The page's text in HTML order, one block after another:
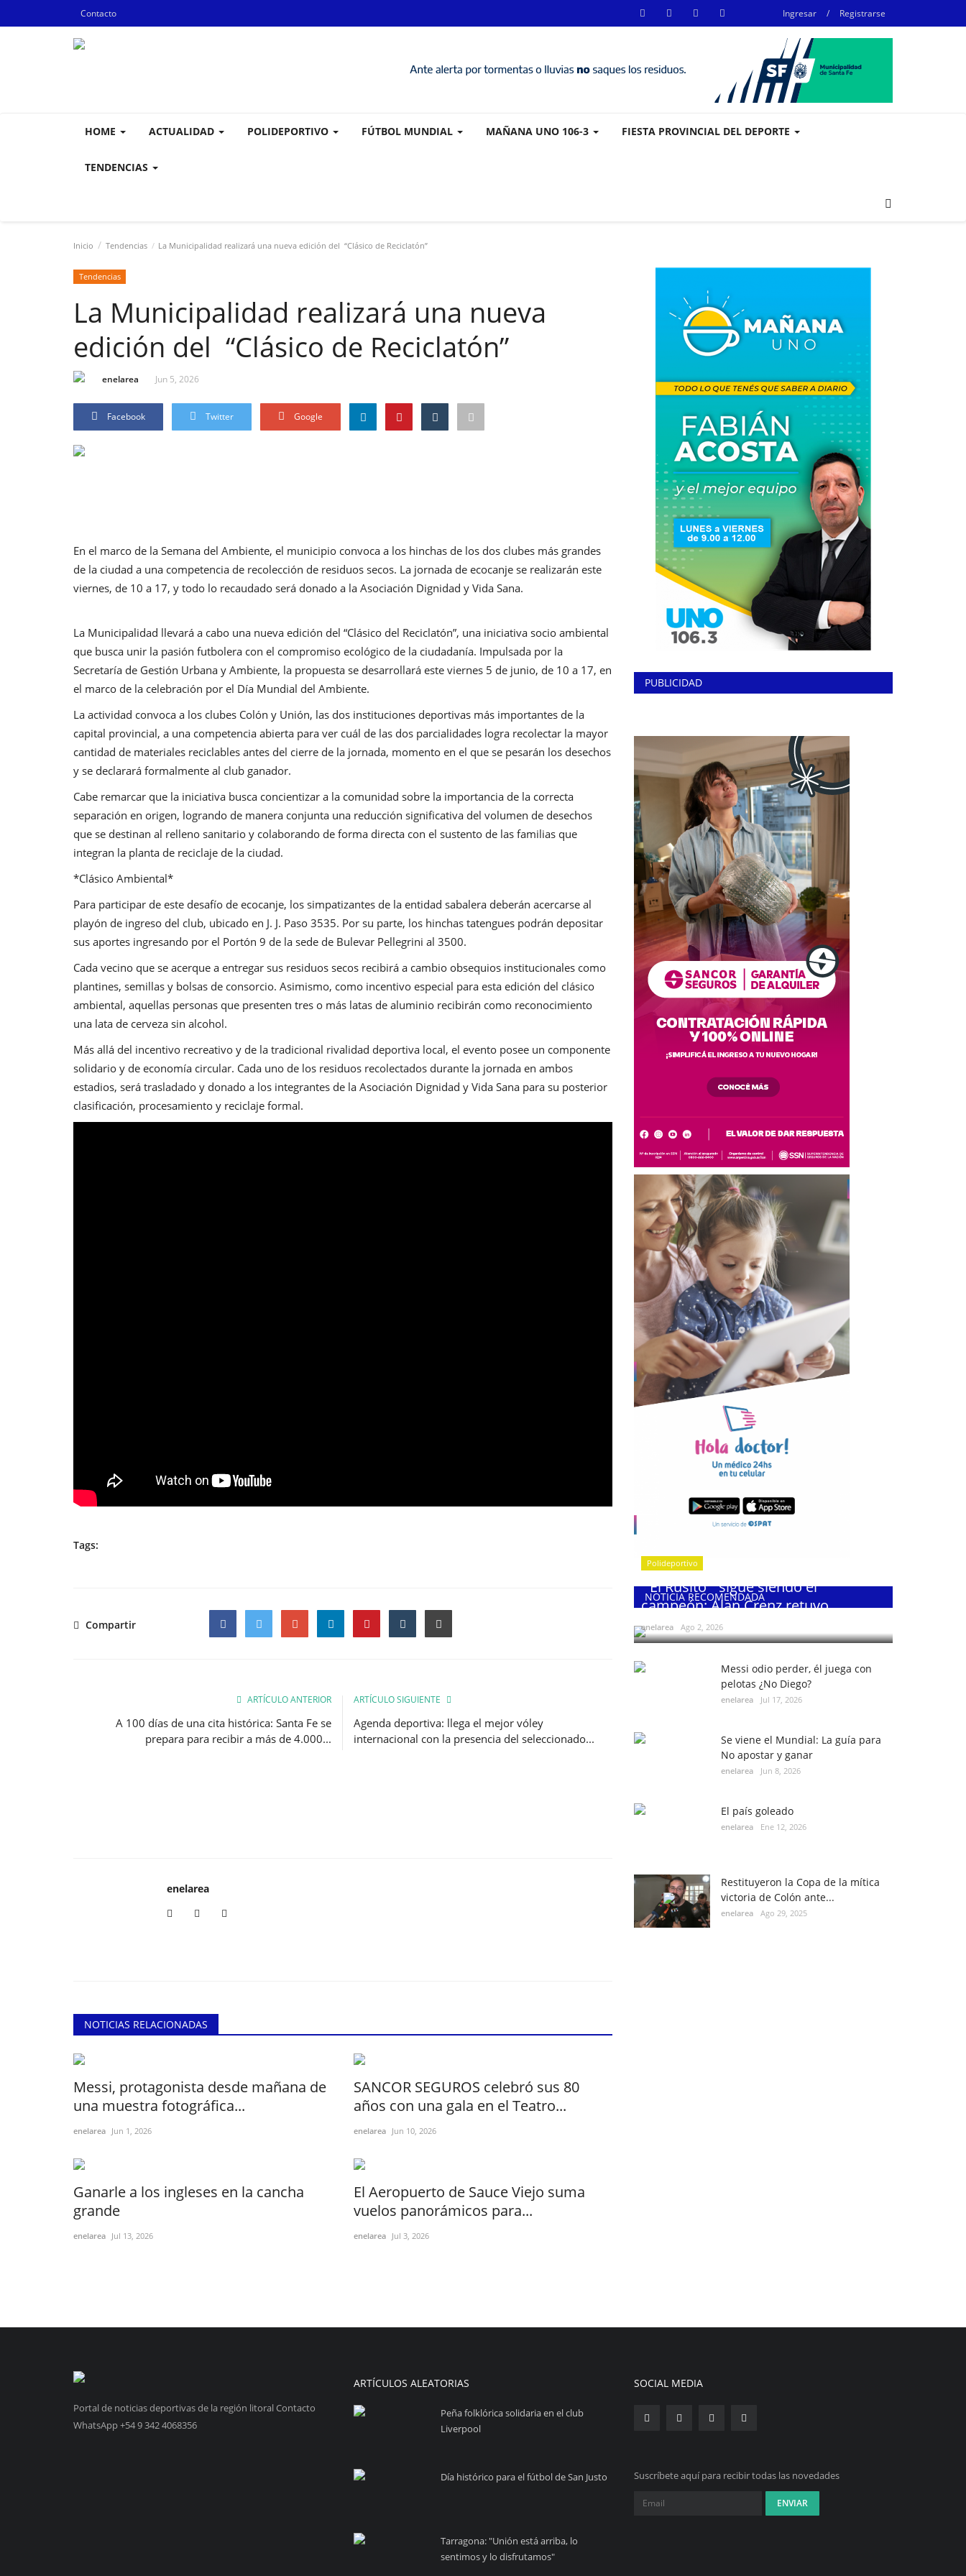
Contacto Ingresar / Registrarse
HOME ACTUALIDAD POLIDEPORTIVO FÚTBOL MUNDIAL MAÑANA UNO 106-3 FIESTA PROVINCIAL DEL DEPORTE
TENDENCIAS
Inicio Tendencias La Municipalidad realizará una nueva edición del “Clásico de Reciclatón”
Tendencias
La Municipalidad realizará una nueva
edición del “Clásico de Reciclatón”
enelarea Jun 5, 2026
Facebook Twitter Google
En el marco de la Semana del Ambiente, el municipio convoca a los hinchas de los dos clubes más grandes
de la ciudad a una competencia de recolección de residuos secos. La jornada de ecocanje se realizarán este
viernes, de 10 a 17, y todo lo recaudado será donado a la Asociación Dignidad y Vida Sana.
La Municipalidad llevará a cabo una nueva edición del “Clásico del Reciclatón”, una iniciativa socio ambiental
que busca unir la pasión futbolera con el compromiso ecológico de la ciudadanía. Impulsada por la
Secretaría de Gestión Urbana y Ambiente, la propuesta se desarrollará este viernes 5 de junio, de 10 a 17, en
el marco de la celebración por el Día Mundial del Ambiente.
La actividad convoca a los clubes Colón y Unión, las dos instituciones deportivas más importantes de la
capital provincial, a una competencia abierta para ver cuál de las dos parcialidades logra recolectar la mayor
cantidad de materiales reciclables antes del cierre de la jornada, momento en el que se pesarán los desechos
y se declarará formalmente al club ganador.
Cabe remarcar que la iniciativa busca concientizar a la comunidad sobre la importancia de la correcta
separación en origen, logrando de manera conjunta una reducción significativa del volumen de desechos
que se destinan al relleno sanitario y colaborando de forma directa con el sustento de las familias que
integran la planta de reciclaje de la ciudad.
*Clásico Ambiental*
Para participar de este desafío de ecocanje, los simpatizantes de la entidad sabalera deberán acercarse al
playón de ingreso del club, ubicado en J. J. Paso 3535. Por su parte, los hinchas tatengues podrán depositar
sus aportes ingresando por el Portón 9 de la sede de Bulevar Pellegrini al 3500.
Cada vecino que se acerque a entregar sus residuos secos recibirá a cambio obsequios institucionales como
plantines, semillas y bolsas de consorcio. Asimismo, como incentivo especial para esta edición del clásico
ambiental, aquellas personas que presenten tres o más latas de aluminio recibirán como reconocimiento
una lata de cerveza sin alcohol.
Más allá del incentivo recreativo y de la tradicional rivalidad deportiva local, el evento posee un componente
solidario y de economía circular. Cada uno de los residuos recolectados durante la jornada en ambos
estadios, será trasladado y donado a los integrantes de la Asociación Dignidad y Vida Sana para su posterior
clasificación, procesamiento y reciclaje formal.
Tags:
Compartir
ARTÍCULO ANTERIOR
A 100 días de una cita histórica: Santa Fe se
prepara para recibir a más de 4.000...
ARTÍCULO SIGUIENTE
Agenda deportiva: llega el mejor vóley
internacional con la presencia del seleccionado...
enelarea
NOTICIAS RELACIONADAS
Messi, protagonista desde mañana de
una muestra fotográfica...
enelarea Jun 1, 2026
SANCOR SEGUROS celebró sus 80
años con una gala en el Teatro...
enelarea Jun 10, 2026
Ganarle a los ingleses en la cancha
grande
enelarea Jul 13, 2026
El Aeropuerto de Sauce Viejo suma
vuelos panorámicos para...
enelarea Jul 3, 2026
PUBLICIDAD
NOTICIA RECOMENDADA
Polideportivo
¨El Rusito¨ sigue siendo el
campeón: Alan Crenz retuvo...
enelarea Ago 2, 2026
Messi odio perder, él juega con
pelotas ¿No Diego?
enelarea Jul 17, 2026
Se viene el Mundial: La guía para
No apostar y ganar
enelarea Jun 8, 2026
El país goleado
enelarea Ene 12, 2026
Restituyeron la Copa de la mítica
victoria de Colón ante...
enelarea Ago 29, 2025
Portal de noticias deportivas de la región litoral Contacto
WhatsApp +54 9 342 4068356
ARTÍCULOS ALEATORIAS
Peña folklórica solidaria en el club
Liverpool
Día histórico para el fútbol de San Justo
Tarragona: "Unión está arriba, lo
sentimos y lo disfrutamos"
SOCIAL MEDIA
Suscríbete aquí para recibir todas las novedades